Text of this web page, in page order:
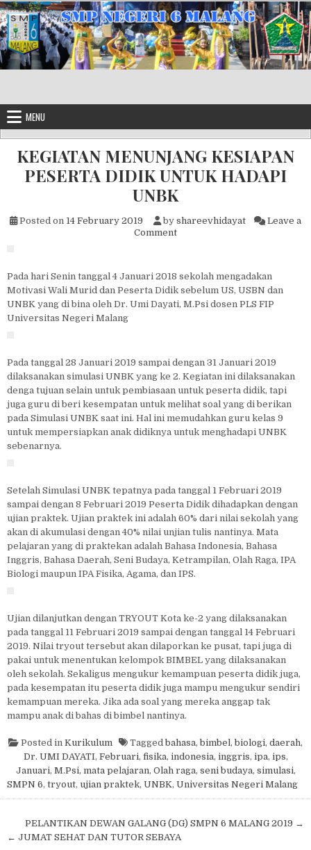
Skip to content
MENU
KEGIATAN MENUNJANG KESIAPAN
PESERTA DIDIK UNTUK HADAPI
UNBK
Posted on 14 February 2019 by shareevhidayat
Leave a
Commenton KEGIATAN MENUNJANG
Pada hari Senin tanggal 4 Januari 2018 sekolah mengadakan
Motivasi Wali Murid dan Peserta Didik sebelum US, USBN dan
UNBK yang di bina oleh Dr. Umi Dayati, M.Psi dosen PLS FIP
Universitas Negeri Malang
Pada tanggal 28 Januari 2019 sampai dengan 31 Januari 2019
dilaksanakan simulasi UNBK yang ke 2. Kegiatan ini dilaksanakan
denga tujuan selain untuk pembiasaan untuk peserta didik, tapi
juga guru di beri kesempatan untuk melihat soal yang di berikan
pada Simulasi UNBK saat ini. Hal ini memudahkan guru kelas 9
untuk mempersiapkan anak didiknya untuk menghadapi UNBK
sebenarnya.
Setelah Simulasi UNBK tepatnya pada tanggal 1 Februari 2019
sampai dengan 8 Februari 2019 Peserta Didik dihadapkan dengan
ujian praktek. Ujian praktek ini adalah 60% dari nilai sekolah yang
akan di akumulasi dengan 40% nilai unjian tulis nantinya. Mata
pelajaran yang di praktekan adalah Bahasa Indonesia, Bahasa
Inggris, Bahasa Daerah, Seni Budaya, Ketrampilan, Olah Raga, IPA
Biologi maupun IPA Fisika, Agama, dan IPS.
Ujian dilanjutkan dengan TRYOUT Kota ke-2 yang dilaksanakan
pada tanggal 11 Februari 2019 sampai dengan tanggal 14 Februari
2019. Nilai tryout tersebut akan dilaporkan ke pusat, tapi juga di
pakai untuk menentukan kelompok BIMBEL yang dilaksanakan
oleh sekolah. Sekaligus mengukur kemampuan peserta didik juga,
pada kesempatan itu peserta didik juga mampu mengukur sendiri
kemampuan mereka. Jika ada soal yang mereka anggap tak
mampu anak di bahas di bimbel nantinya.
Posted in Kurikulum Taggedbahasa,bimbel,biologi, daerah,
Dr. UMI DAYATI, Februari, fisika, indonesia, inggris, ipa, ips,
Januari, M.Psi, mata pelajaran, Olah raga, seni budaya, simulasi,
SMPN 6, tryout, ujian praktek, UNBK, Universitas Negeri Malang
Post navigation
PELANTIKAN DEWAN GALANG (DG) SMPN 6 MALANG 2019 →
← JUMAT SEHAT DAN TUTOR SEBAYA